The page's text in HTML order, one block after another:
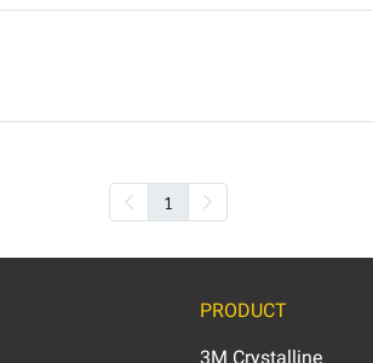
1
PRODUCT
3M Crystalline